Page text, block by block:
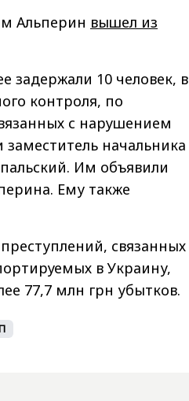
Альперин вышел из
задержали 10 человек, в
контроля, по
с нарушением
начальника
Им объявили
Ему также
связанных
в Украину,
77,7 млн грн убытков.